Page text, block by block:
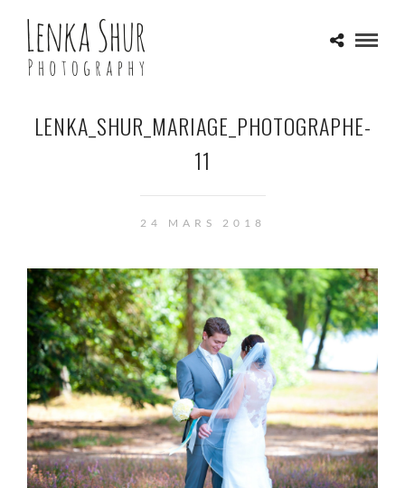
LENKA_SHUR_MARIAGE_PHOTOGRAPHE-
11
24 MARS 2018